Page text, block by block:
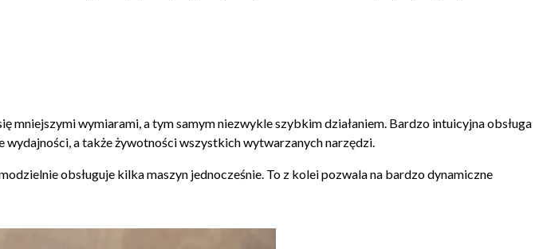
wymiarami, a tym samym niezwykle szybkim działaniem. Bardzo intuicyjna obsługa
a także żywotności wszystkich wytwarzanych narzędzi.
obsługuje kilka maszyn jednocześnie. To z kolei pozwala na bardzo dynamiczne